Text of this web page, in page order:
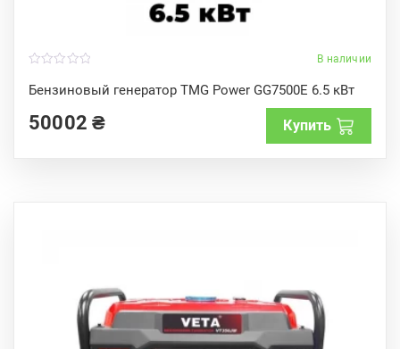
В наличии
Бензиновый генератор TMG Power GG7500E 6.5 кВт
o
u
o
f50002₴ Купить